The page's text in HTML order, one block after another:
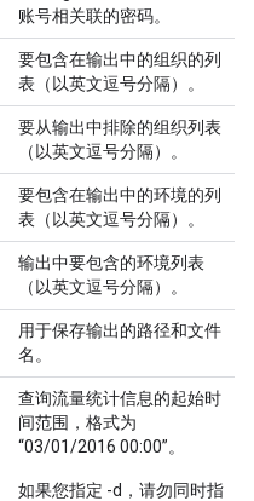
账号相关联的密码。
要包含在输出中的组织的列
表（以英文逗号分隔）。
要从输出中排除的组织列表
（以英文逗号分隔）。
要包含在输出中的环境的列
表（以英文逗号分隔）。
输出中要包含的环境列表
（以英文逗号分隔）。
用于保存输出的路径和文件
名。
查询流量统计信息的起始时
间范围，格式为
“03/01/2016 00:00”。
如果您指定 -d，请勿同时指